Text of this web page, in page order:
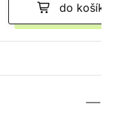
do košíku